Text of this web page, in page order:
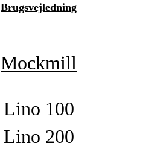
Brugsvejledning
Mockmill
Lino 100
Lino 200